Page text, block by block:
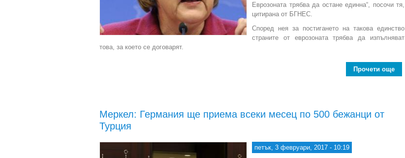
Еврозоната трябва да остане единна“, посочи тя,
цитирана от БГНЕС.
Според нея за постигането на такова единство
страните от еврозоната трябва да изпълняват
това, за което се договарят.
Прочети още
Меркел: Германия ще приема всеки месец по 500 бежанци от
Турция
петък, 3 февруари, 2017 - 10:19